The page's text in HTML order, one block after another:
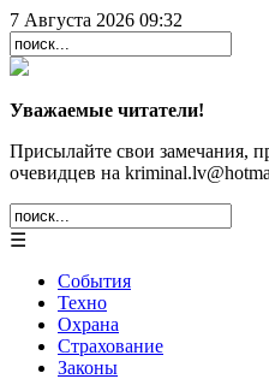
7 Августа 2026 09:32
Уважаемые читатели!
Присылайте свои замечания,
очевидцев на
☰
События
Техно
Охрана
Страхование
Законы